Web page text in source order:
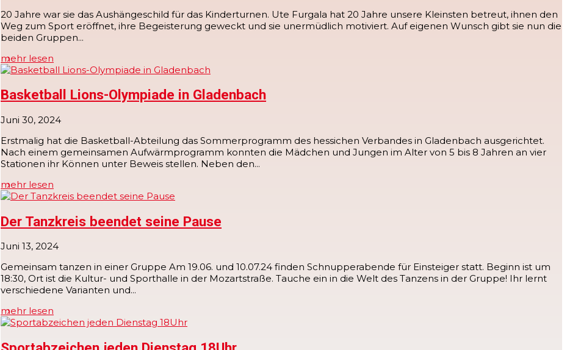
20 Jahre war sie das Aushängeschild für das Kinderturnen. Ute Furgala hat 20 Jahre unsere Kleinsten betreut, ihnen den
Weg zum Sport eröffnet, ihre Begeisterung geweckt und sie unermüdlich motiviert. Auf eigenen Wunsch gibt sie nun die
beiden Gruppen...
mehr lesen
Basketball Lions-Olympiade in Gladenbach
Juni 30, 2024
Erstmalig hat die Basketball-Abteilung das Sommerprogramm des hessichen Verbandes in Gladenbach ausgerichtet.
Nach einem gemeinsamen Aufwärmprogramm konnten die Mädchen und Jungen im Alter von 5 bis 8 Jahren an vier
Stationen ihr Können unter Beweis stellen. Neben den...
mehr lesen
Der Tanzkreis beendet seine Pause
Juni 13, 2024
Gemeinsam tanzen in einer Gruppe Am 19.06. und 10.07.24 finden Schnupperabende für Einsteiger statt. Beginn ist um
18:30, Ort ist die Kultur- und Sporthalle in der Mozartstraße. Tauche ein in die Welt des Tanzens in der Gruppe! Ihr lernt
verschiedene Varianten und...
mehr lesen